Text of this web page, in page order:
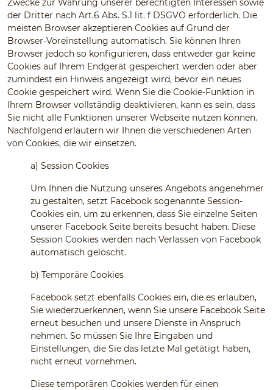
Zwecke zur Wahrung unserer berechtigten Interessen sowie
der Dritter nach Art.6 Abs. S.1 lit. f DSGVO erforderlich. Die
meisten Browser akzeptieren Cookies auf Grund der
Browser-Voreinstellung automatisch. Sie können Ihren
Browser jedoch so konfigurieren, dass entweder gar keine
Cookies auf Ihrem Endgerät gespeichert werden oder aber
zumindest ein Hinweis angezeigt wird, bevor ein neues
Cookie gespeichert wird. Wenn Sie die Cookie-Funktion in
Ihrem Browser vollständig deaktivieren, kann es sein, dass
Sie nicht alle Funktionen unserer Webseite nutzen können.
Nachfolgend erläutern wir Ihnen die verschiedenen Arten
von Cookies, die wir einsetzen.
a) Session Cookies
Um Ihnen die Nutzung unseres Angebots angenehmer
zu gestalten, setzt Facebook sogenannte Session-
Cookies ein, um zu erkennen, dass Sie einzelne Seiten
unserer Facebook Seite bereits besucht haben. Diese
Session Cookies werden nach Verlassen von Facebook
automatisch gelöscht.
b) Temporäre Cookies
Facebook setzt ebenfalls Cookies ein, die es erlauben,
Sie wiederzuerkennen, wenn Sie unsere Facebook Seite
erneut besuchen und unsere Dienste in Anspruch
nehmen. So müssen Sie Ihre Eingaben und
Einstellungen, die Sie das letzte Mal getätigt haben,
nicht erneut vornehmen.
Diese temporären Cookies werden für einen